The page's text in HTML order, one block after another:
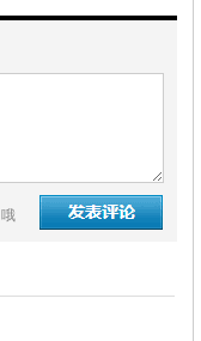
哦